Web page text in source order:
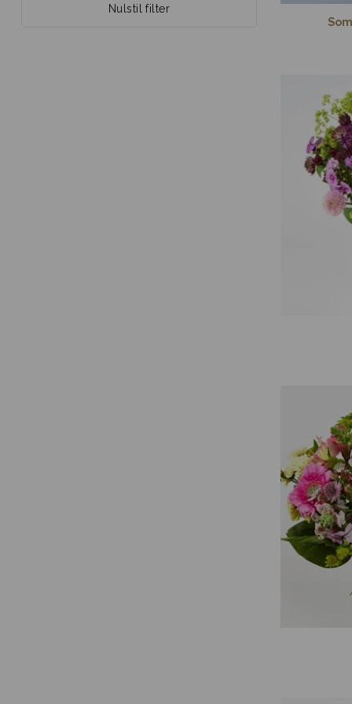
Nulstil filter